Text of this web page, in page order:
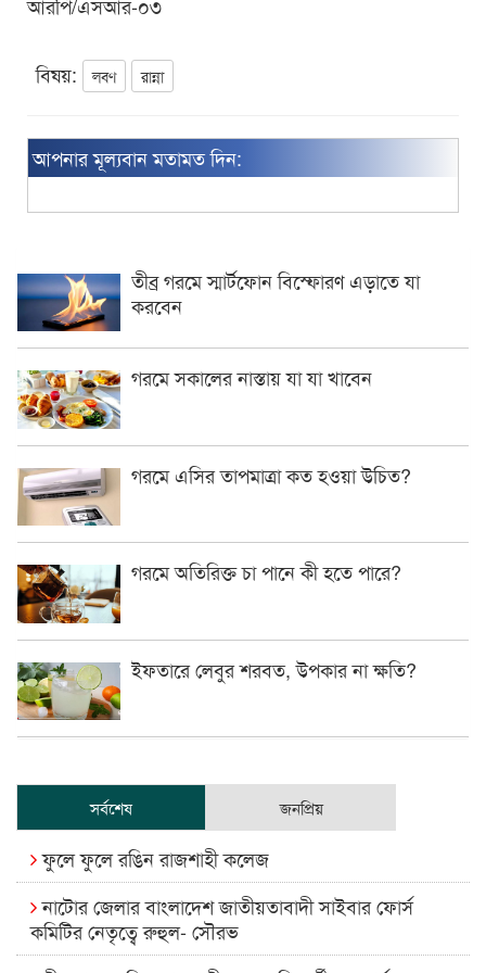
বিষয়: লবণ রান্না
আপনার মূল্যবান মতামত দিন:
তীব্র গরমে স্মার্টফোন বিস্ফোরণ এড়াতে যা
করবেন
গরমে সকালের নাস্তায় যা যা খাবেন
গরমে এসির তাপমাত্রা কত হওয়া উচিত?
গরমে অতিরিক্ত চা পানে কী হতে পারে?
ইফতারে লেবুর শরবত, উপকার না ক্ষতি?
সর্বশেষ জনপ্রিয়
ফুলে ফুলে রঙিন রাজশাহী কলেজ
নাটোর জেলার বাংলাদেশ জাতীয়তাবাদী সাইবার ফোর্স
কমিটির নেতৃত্বে রুহুল- সৌরভ